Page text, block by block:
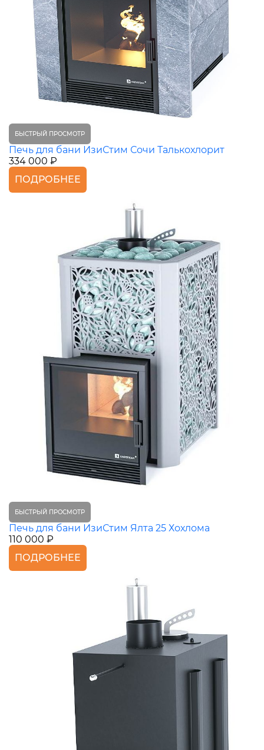
БЫСТРЫЙ ПРОСМОТР
Печь для бани ИзиСтим Сочи Талькохлорит
334 000 ₽
ПОДРОБНЕЕ
БЫСТРЫЙ ПРОСМОТР
Печь для бани ИзиСтим Ялта 25 Хохлома
110 000 ₽
ПОДРОБНЕЕ